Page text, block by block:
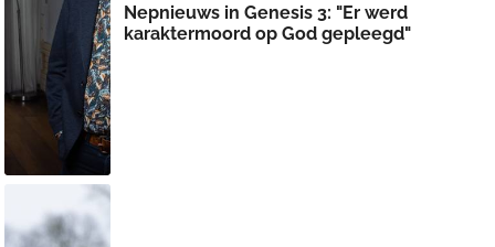
Nepnieuws in Genesis 3: "Er werd
karaktermoord op God gepleegd"